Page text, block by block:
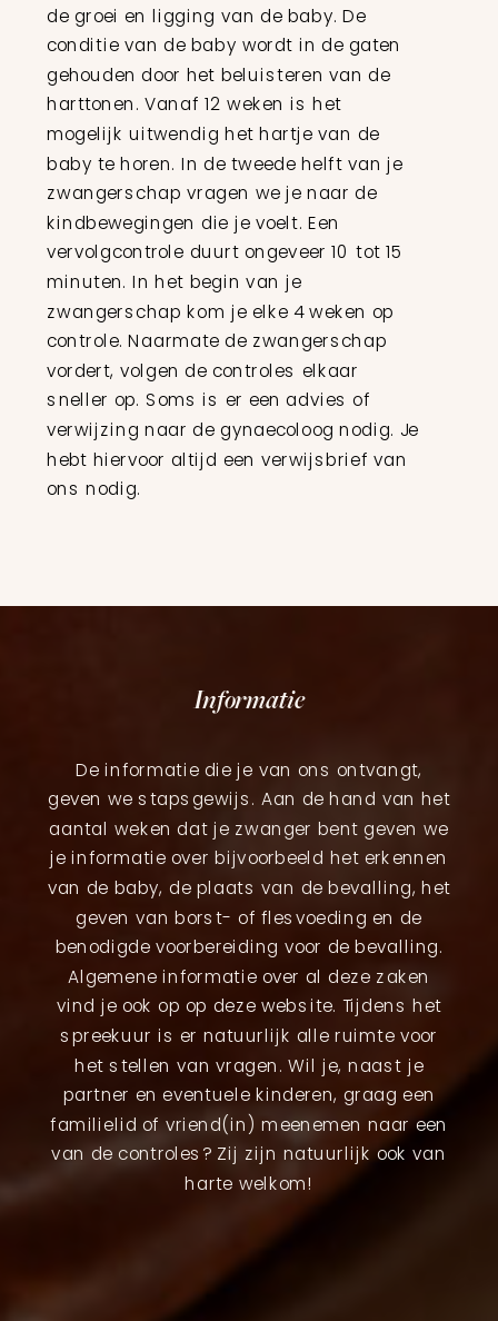
de groei en ligging van de baby. De
conditie van de baby wordt in de gaten
gehouden door het beluisteren van de
harttonen. Vanaf 12 weken is het
mogelijk uitwendig het hartje van de
baby te horen. In de tweede helft van je
zwangerschap vragen we je naar de
kindbewegingen die je voelt. Een
vervolgcontrole duurt ongeveer 10 tot 15
minuten. In het begin van je
zwangerschap kom je elke 4 weken op
controle. Naarmate de zwangerschap
vordert, volgen de controles elkaar
sneller op. Soms is er een advies of
verwijzing naar de gynaecoloog nodig. Je
hebt hiervoor altijd een verwijsbrief van
ons nodig.
De informatie die je van ons ontvangt,
geven we stapsgewijs. Aan de hand van het
aantal weken dat je zwanger bent geven we
je informatie over bijvoorbeeld het erkennen
van de baby, de plaats van de bevalling, het
geven van borst- of flesvoeding en de
benodigde voorbereiding voor de bevalling.
Algemene informatie over al deze zaken
vind je ook op op deze website. Tijdens het
spreekuur is er natuurlijk alle ruimte voor
het stellen van vragen. Wil je, naast je
partner en eventuele kinderen, graag een
familielid of vriend(in) meenemen naar een
van de controles? Zij zijn natuurlijk ook van
harte welkom!
Informatie